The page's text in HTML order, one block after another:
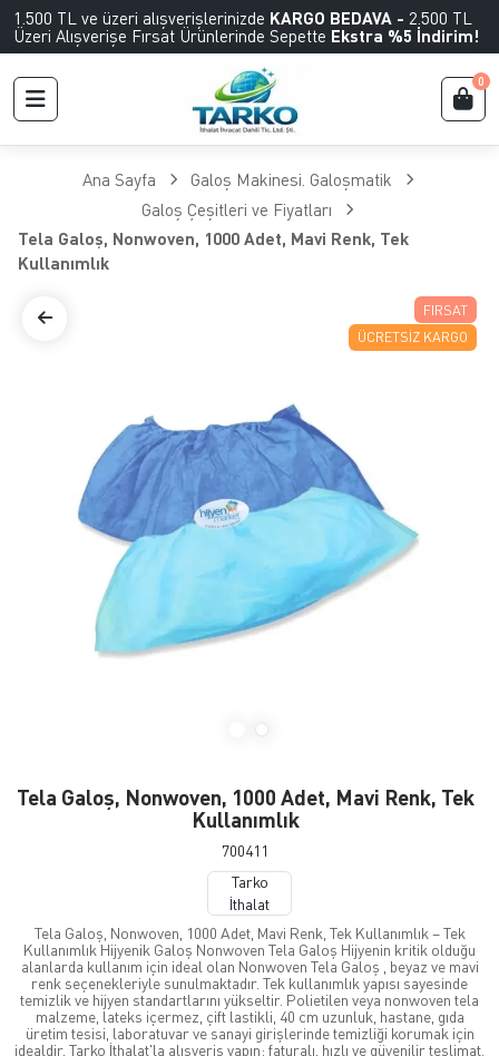
1.500 TL ve üzeri alışverişlerinizde KARGO BEDAVA - 2.500 TL
Üzeri Alışverişe Fırsat Ürünlerinde Sepette Ekstra %5 İndirim!
0
Ana Sayfa
Galoş Makinesi. Galoşmatik
Galoş Çeşitleri ve Fiyatları
Tela Galoş, Nonwoven, 1000 Adet, Mavi Renk, Tek
Kullanımlık
FIRSAT
ÜCRETSIZ KARGO
Tela Galoş, Nonwoven, 1000 Adet, Mavi Renk, Tek
Kullanımlık
700411
Tarko
İthalat
Tela Galoş, Nonwoven, 1000 Adet, Mavi Renk, Tek Kullanımlık – Tek
Kullanımlık Hijyenik Galoş Nonwoven Tela Galoş Hijyenin kritik olduğu
alanlarda kullanım için ideal olan Nonwoven Tela Galoş , beyaz ve mavi
renk seçenekleriyle sunulmaktadır. Tek kullanımlık yapısı sayesinde
temizlik ve hijyen standartlarını yükseltir. Polietilen veya nonwoven tela
malzeme, lateks içermez, çift lastikli, 40 cm uzunluk, hastane, gıda
üretim tesisi, laboratuvar ve sanayi girişlerinde temizliği korumak için
idealdir. Tarko İthalat'la alışveriş yapın: faturalı, hızlı ve güvenilir teslimat.